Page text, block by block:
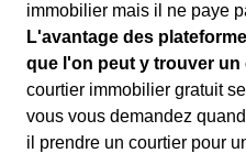
immobilier mais il ne paye
L'avantage des
que l'on peut y trouver
courtier immobilier gratuit
vous vous demandez
il prendre un courtier pour